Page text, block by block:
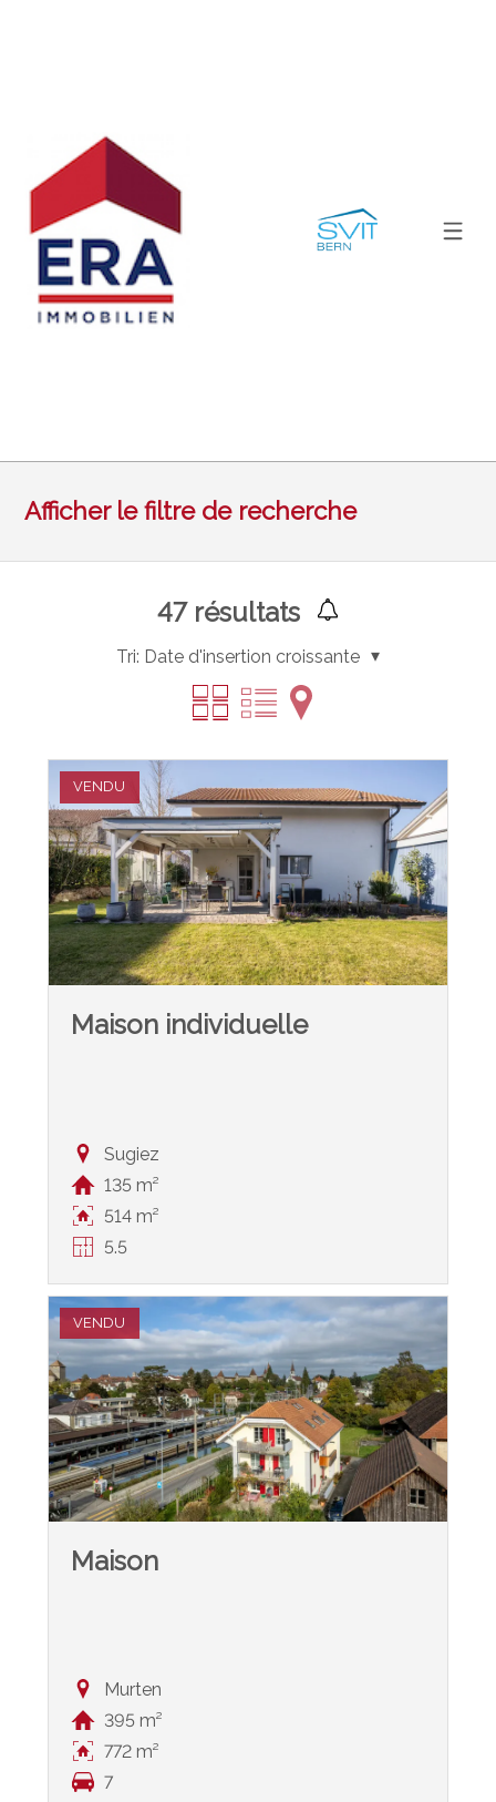
Afficher le filtre de recherche
47résultats
Tri: Date d'insertion croissante
VENDU
Maison individuelle
Sugiez
135 m²
514 m²
5.5
VENDU
Maison
Murten
395 m²
772 m²
7